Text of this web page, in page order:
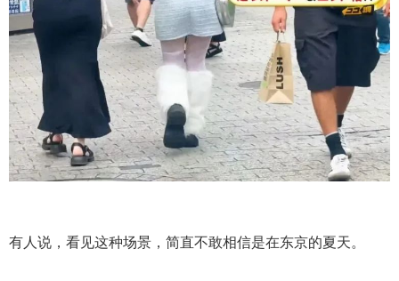
有人说，看见这种场景，简直不敢相信是在东京的夏天。